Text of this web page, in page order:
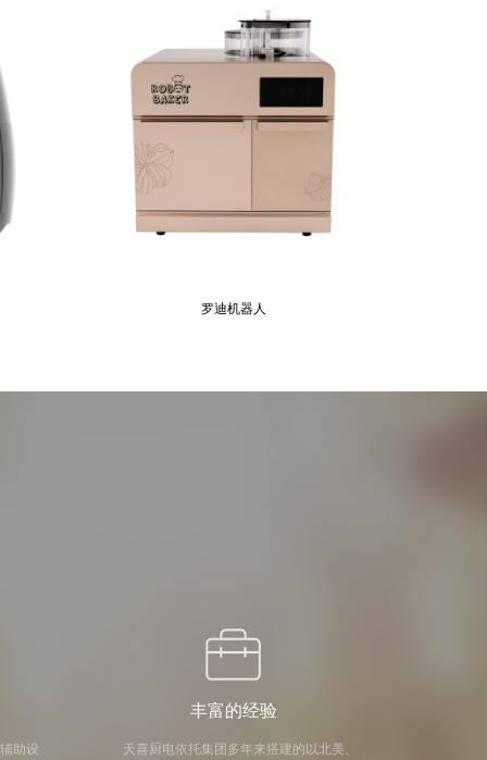
罗迪机器人
助设
丰富的经验
天喜厨电依托集团多年来搭建的以北美、